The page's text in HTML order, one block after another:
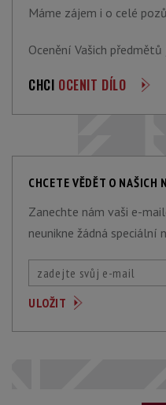
Máme zájem i o celé
Ocenění Vašich
CHCI OCENIT DÍLO
CHCETE VĚDĚT O NAŠICH
Zanechte nám vaši e-
neunikne žádná speciální